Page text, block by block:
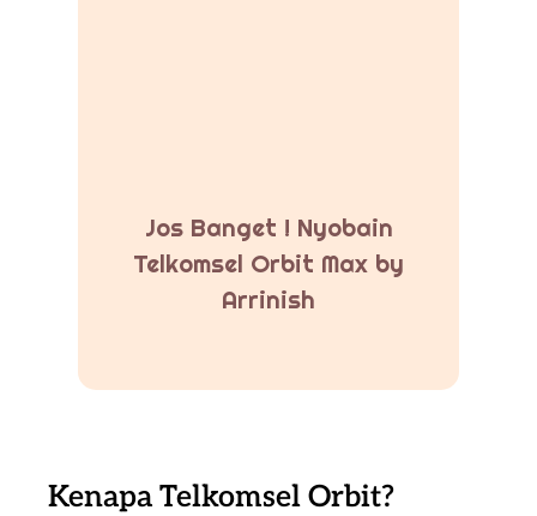
Jos Banget ! Nyobain
Telkomsel Orbit Max by
Arrinish
Kenapa Telkomsel Orbit?